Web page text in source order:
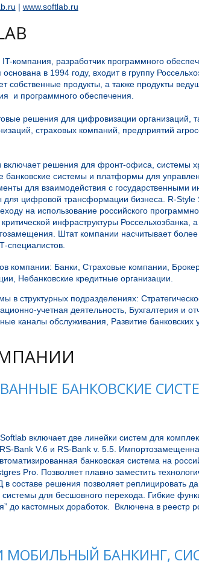
| www.softlab.ru
компания, разработчик программного
в 1994 году, входит в группу
собственные продукты, а также продукты
и программного обеспечения.
решения для цифровизации организаций,
страховых компаний, предприятий
включает решения для фронт-офиса, системы
банковские системы и платформы для
для взаимодействия с государственными
для цифровой трансформации бизнеса. R-Style
на использование российского
инфраструктуры Россельхозбанка,
Штат компании насчитывает
специалистов.
компании: Банки, Страховые компании,
Небанковские кредитные организации.
в структурных подразделениях:
учетная деятельность, Бухгалтерия и
каналы обслуживания, Развитие банковских
БАНКОВСКИЕ
включает две линейки систем для
Bank V.6 и RS-Bank v. 5.5.
банковская система на
Pro. Позволяет плавно заместить
в составе решения позволяет реплицировать
системы для бесшовного перехода. Гибкие
до кастомных доработок.  Включена в реестр
МОБИЛЬНЫЙ БАНКИНГ,